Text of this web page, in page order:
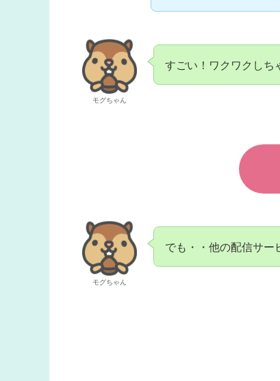
モグちゃん
すごい！ワクワクしち
モグちゃん
でも・・他の配信サー